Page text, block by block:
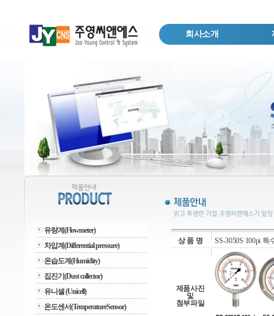
회사소개
유량계(Flowmeter)
차압계(Differential pressure)
온습도계(Humidity)
집진기(Dust collector)
유니셀 (Unicell)
온도센서(TemperatureSensor)
상 품 명 SS-3050S 100pi 특
제품사진
및
첨부파일